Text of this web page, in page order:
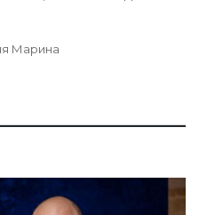
Носуля Марина